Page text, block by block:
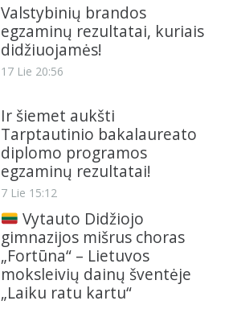
Valstybinių brandos
egzaminų rezultatai, kuriais
didžiuojamės!
17 Lie 20:56
Ir šiemet aukšti
Tarptautinio bakalaureato
diplomo programos
egzaminų rezultatai!
7 Lie 15:12
Vytauto Didžiojo
gimnazijos mišrus choras
„Fortūna“ – Lietuvos
moksleivių dainų šventėje
„Laiku ratu kartu“